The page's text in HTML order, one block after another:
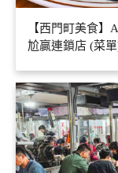
【西門町美食
尬贏連鎖店 (菜